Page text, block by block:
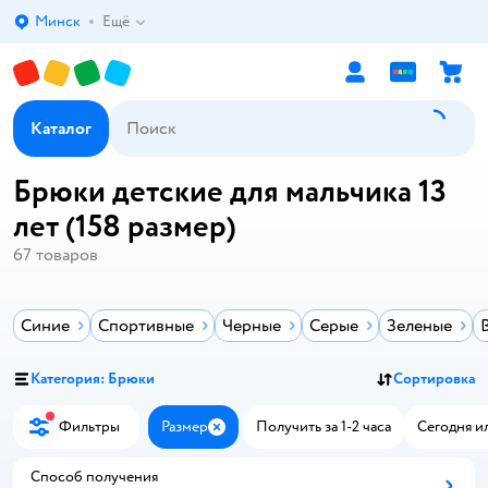
Выбор адреса доставки.
Минск Ещё
Каталог
Брюки детские для мальчика 13
лет (158 размер)
67 товаров
Синие Спортивные Черные Серые Зеленые
Категория: Брюки Сортировка
Фильтры Размер ЗакрытьПолучить за 1-2 часа Сегодня
Способ получения